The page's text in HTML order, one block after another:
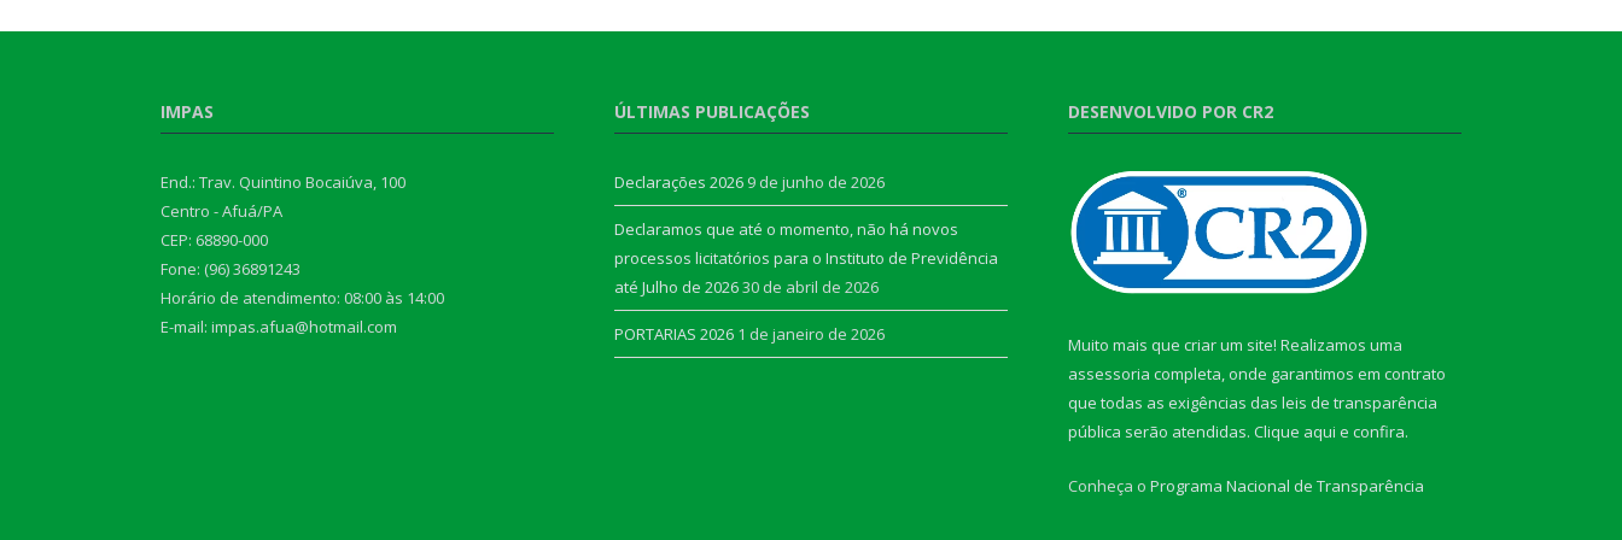
IMPAS
End.: Trav. Quintino Bocaiúva, 100
Centro - Afuá/PA
CEP: 68890-000
Fone: (96) 36891243
Horário de atendimento: 08:00 às 14:00
E-mail: impas.afua@hotmail.com
ÚLTIMAS PUBLICAÇÕES
Declarações 2026 9 de junho de 2026
Declaramos que até o momento, não há novos
processos licitatórios para o Instituto de Previdência
até Julho de 202630 de abril de 2026
PORTARIAS 2026 1 de janeiro de 2026
DESENVOLVIDO POR CR2
Muito mais que criar um site! Realizamos uma
assessoria completa, onde garantimos em contrato
que todas as exigências das leis de transparência
pública serão atendidas. Clique aqui e confira.
Conheça o Programa Nacional de Transparência